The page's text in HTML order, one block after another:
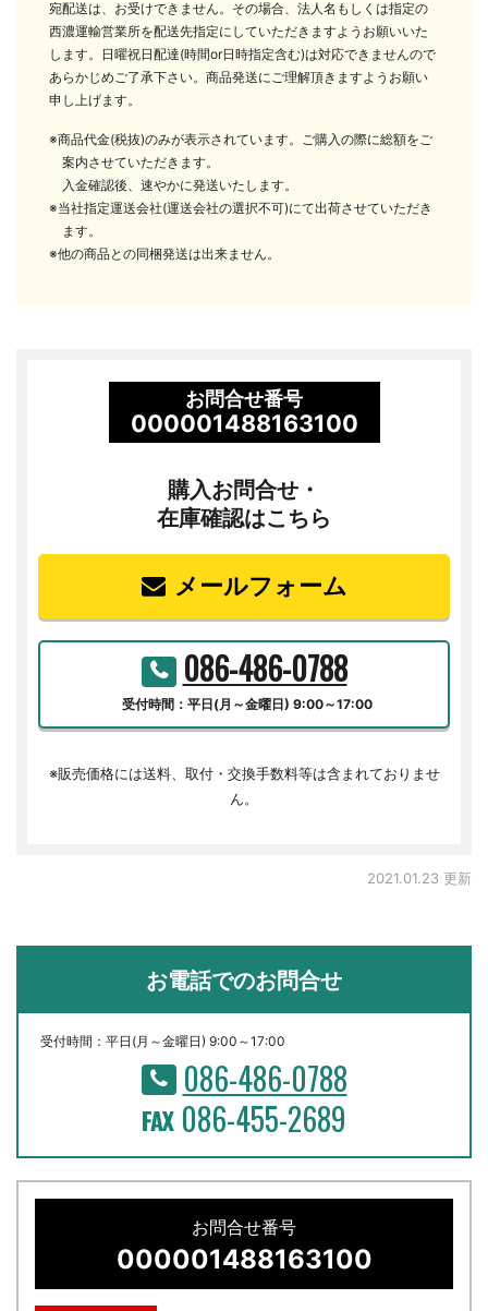
宛配送は、お受けできません。その場合、法人名もしくは指定の
西濃運輸営業所を配送先指定にしていただきますようお願いいた
します。日曜祝日配達(時間or日時指定含む)は対応できませんので
あらかじめご了承下さい。商品発送にご理解頂きますようお願い
申し上げます。
※商品代金(税抜)のみが表示されています。ご購入の際に総額をご
案内させていただきます。
入金確認後、速やかに発送いたします。
※当社指定運送会社(運送会社の選択不可)にて出荷させていただき
ます。
※他の商品との同梱発送は出来ません。
お問合せ番号
000001488163100
購入お問合せ・
在庫確認はこちら
メールフォーム
086-486-0788
受付時間：平日(月～金曜日) 9:00～17:00
※販売価格には送料、取付・交換手数料等は含まれておりませ
ん。
2021.01.23 更新
お電話でのお問合せ
受付時間：平日(月～金曜日) 9:00～17:00
086-486-0788
086-455-2689
お問合せ番号
000001488163100